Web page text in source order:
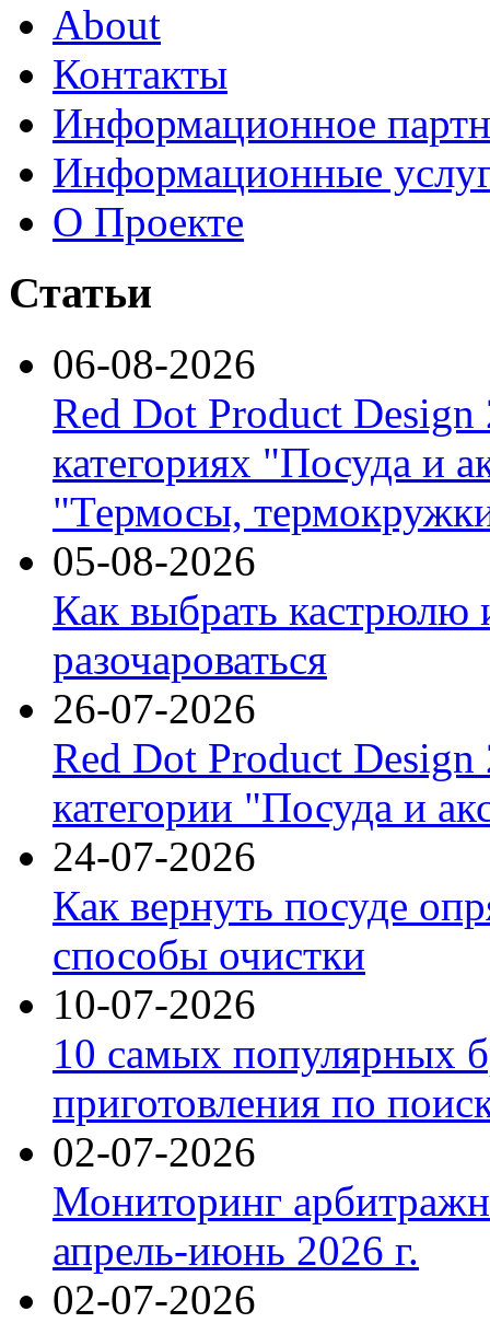
About
Контакты
Информационное
Информационные
О Проекте
Статьи
06-08-2026
Red Dot Product Design
категориях "Посуда и
"Термосы,
05-08-2026
Как выбрать кастрюлю
разочароваться
26-07-2026
Red Dot Product Design
категории "Посуда и
24-07-2026
Как вернуть посуде
способы очистки
10-07-2026
10 самых популярных
приготовления по
02-07-2026
Мониторинг
апрель-июнь 2026 г.
02-07-2026